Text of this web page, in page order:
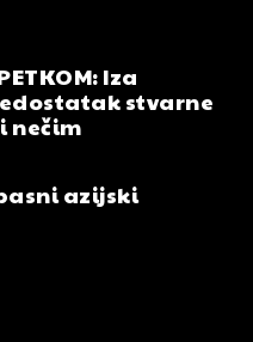
Iza
stvarne
nečim
azijski